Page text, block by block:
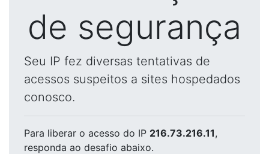
de segurança
Seu IP fez diversas tentativas de
acessos suspeitos a sites hospedados
conosco.
Para liberar o acesso do IP 216.73.216.11,
responda ao desafio abaixo.